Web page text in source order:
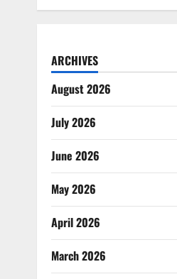
ARCHIVES
August 2026
July 2026
June 2026
May 2026
April 2026
March 2026